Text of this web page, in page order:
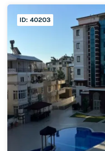
ID: 40203